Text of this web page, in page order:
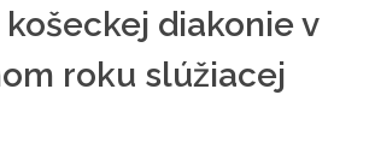
diakonie v
roku slúžiacej